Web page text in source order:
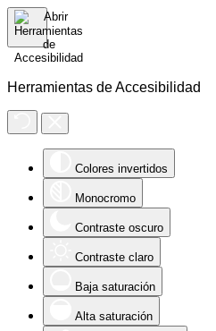
Herramientas de Accesibilidad
Colores invertidos
Monocromo
Contraste oscuro
Contraste claro
Baja saturación
Alta saturación